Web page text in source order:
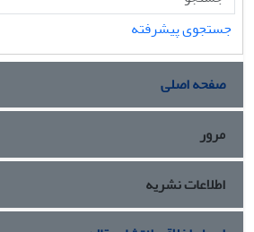
جستجوی پیشرفته
صفحه اصلی
مرور
اطلاعات نشریه